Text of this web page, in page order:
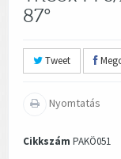
87°
Tweet
Nyomtatás
Cikkszám PAKÖ051